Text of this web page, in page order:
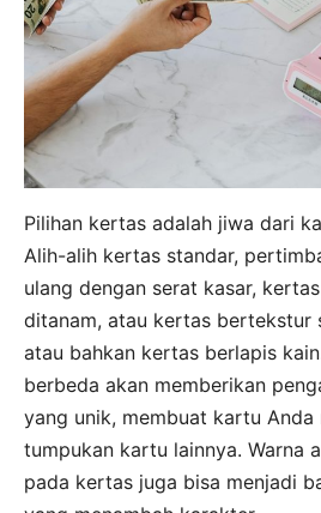
Pilihan kertas adalah jiwa dari
Alih-alih kertas standar,
ulang dengan serat kasar,
ditanam, atau kertas bertekstur
atau bahkan kertas berlapis
berbeda akan memberikan
yang unik, membuat kartu
tumpukan kartu lainnya. Warna
pada kertas juga bisa menjadi